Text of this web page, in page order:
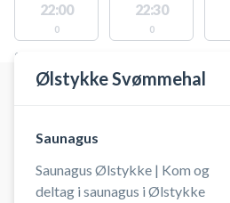
22:00
0
22:30
0
STEDER MED LEDIGE AKTIVITETER
Ølstykke Svømmehal
Saunagus
Saunagus Ølstykke | Kom og
deltag i saunagus i Ølstykke